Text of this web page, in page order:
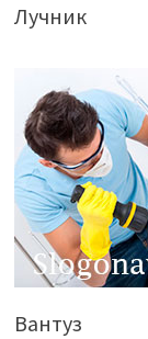
Лучник
Вантуз